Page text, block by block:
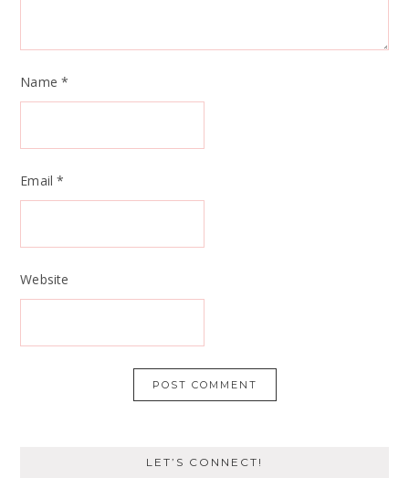
Name *
Email *
Website
LET’S CONNECT!